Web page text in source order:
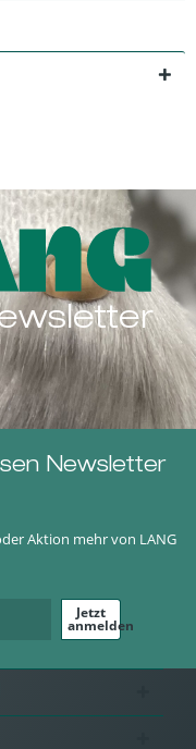
Newsletter
Aktion mehr von LANG
Jetzt
anmelden